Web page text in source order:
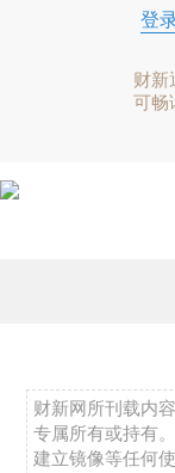
登
财新
可畅
财新网所刊载内
专属所有或持有
建立镜像等任何使